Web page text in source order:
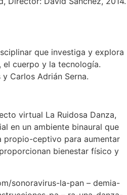
que investiga y explora
cuerpo y la tecnología.
Carlos Adrián Serna.
virtual La Ruidosa Danza,
en un ambiente binaural que
propio-ceptivo para aumentar
bienestar físico y
sonoravirus-la-pan – demia-